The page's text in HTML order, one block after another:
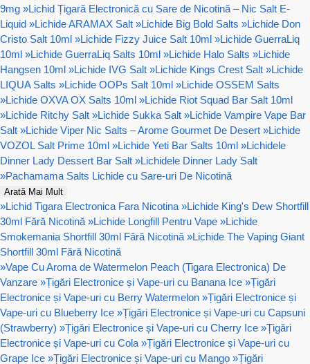
9mg »Lichid Țigară Electronică cu Sare de Nicotină – Nic Salt E-
Liquid »Lichide ARAMAX Salt »Lichide Big Bold Salts »Lichide Don
Cristo Salt 10ml »Lichide Fizzy Juice Salt 10ml »Lichide GuerraLiq
10ml »Lichide GuerraLiq Salts 10ml »Lichide Halo Salts »Lichide
Hangsen 10ml »Lichide IVG Salt »Lichide Kings Crest Salt »Lichide
LIQUA Salts »Lichide OOPs Salt 10ml »Lichide OSSEM Salts
»Lichide OXVA OX Salts 10ml »Lichide Riot Squad Bar Salt 10ml
»Lichide Ritchy Salt »Lichide Sukka Salt »Lichide Vampire Vape Bar
Salt »Lichide Viper Nic Salts – Arome Gourmet De Desert »Lichide
VOZOL Salt Prime 10ml »Lichide Yeti Bar Salts 10ml »Lichidele
Dinner Lady Dessert Bar Salt »Lichidele Dinner Lady Salt
»Pachamama Salts Lichide cu Sare-uri De Nicotină
Arată Mai Mult
»Lichid Tigara Electronica Fara Nicotina »Lichide King's Dew Shortfill
30ml Fără Nicotină »Lichide Longfill Pentru Vape »Lichide
Smokemania Shortfill 30ml Fără Nicotină »Lichide The Vaping Giant
Shortfill 30ml Fără Nicotină
»Vape Cu Aroma de Watermelon Peach (Tigara Electronica) De
Vanzare »Țigări Electronice și Vape-uri cu Banana Ice »Țigări
Electronice și Vape-uri cu Berry Watermelon »Țigări Electronice și
Vape-uri cu Blueberry Ice »Țigări Electronice și Vape-uri cu Capsuni
(Strawberry) »Țigări Electronice și Vape-uri cu Cherry Ice »Țigări
Electronice și Vape-uri cu Cola »Țigări Electronice și Vape-uri cu
Grape Ice »Țigări Electronice și Vape-uri cu Mango »Țigări